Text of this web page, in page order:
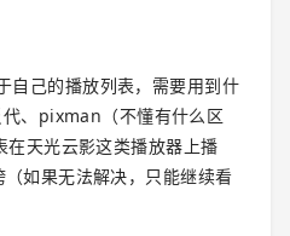
自己的播放列表，需要用到什
、pixman（不懂有什么区
天光云影这类播放器上播
如果无法解决，只能继续看